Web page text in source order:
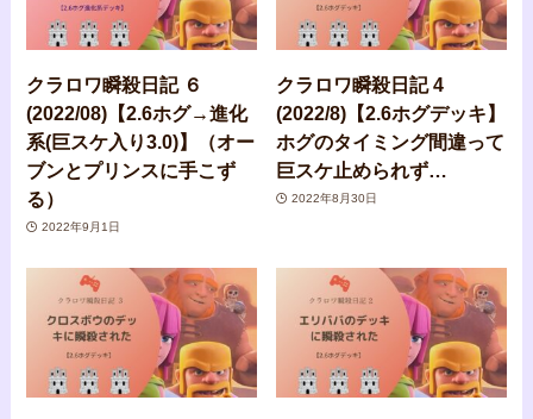
クラロワ瞬殺日記 ６
(2022/08)【2.6ホグ→進化
系(巨スケ入り3.0)】（オー
ブンとプリンスに手こず
る）
2022年9月1日
クラロワ瞬殺日記 4
(2022/8)【2.6ホグデッキ】
ホグのタイミング間違って
巨スケ止められず…
2022年8月30日